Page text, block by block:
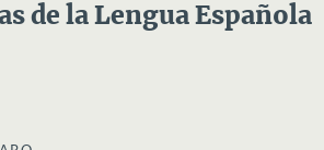
de la Lengua Española